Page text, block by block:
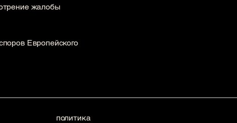
жалобы
Европейского
политика